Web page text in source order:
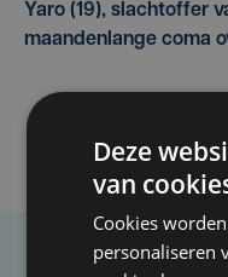
Yaro (19), slachtoffer
maandenlange coma
Deze
van
Cookies
personaliseren